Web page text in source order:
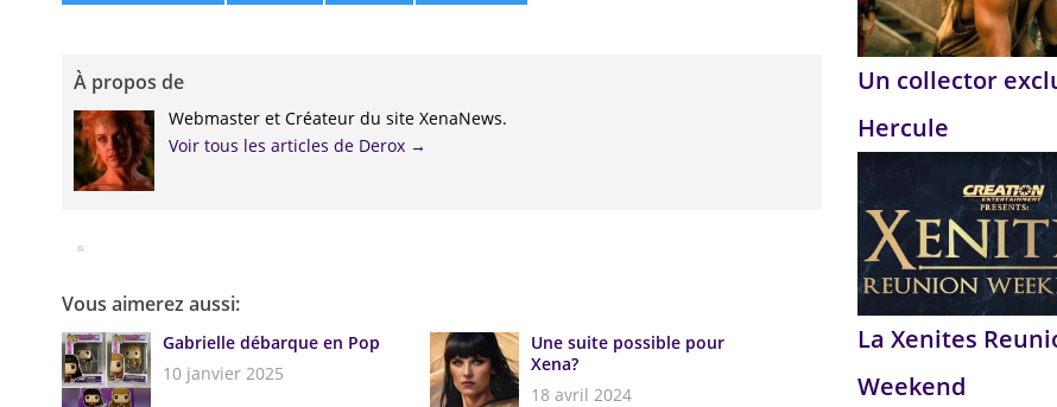
À propos de
Webmaster et Créateur du site XenaNews.
Voir tous les articles de Derox →
Vous aimerez aussi:
Gabrielle débarque en Pop
10 janvier 2025
Une suite possible pour
Xena?
18 avril 2024
Un collector
Hercule
La Xenites
Weekend